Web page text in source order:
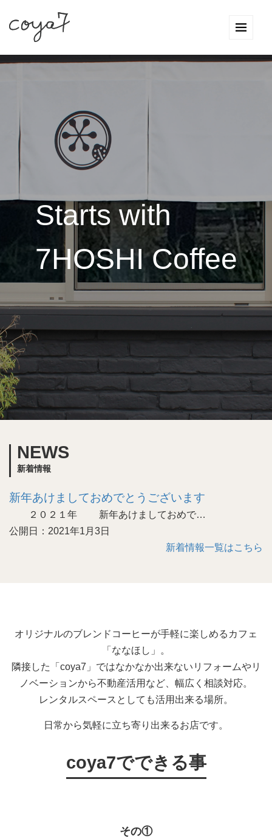
Starts with
7HOSHI Coffee
NEWS
新着情報
新年あけましておめでとうございます
２０２１年 新年あけましておめで…
公開日：2021年1月3日
新着情報一覧はこちら
オリジナルのブレンドコーヒーが手軽に楽しめるカフェ
「ななほし」。
隣接した「coya7」ではなかなか出来ないリフォームやリ
ノベーションから不動産活用など、幅広く相談対応。
レンタルスペースとしても活用出来る場所。
日常から気軽に立ち寄り出来るお店です。
coya7でできる事
その①